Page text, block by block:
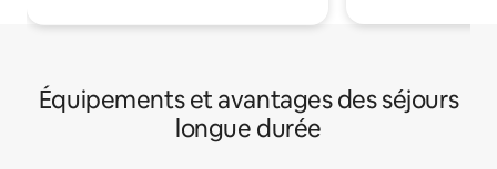
Équipements et avantages des séjours
longue durée